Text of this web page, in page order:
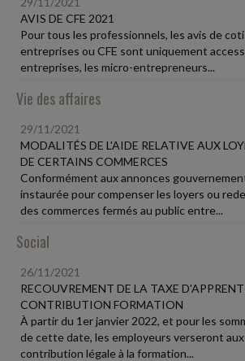
AVIS DE CFE 2021
Pour tous les professionnels, les avis de
entreprises ou CFE sont uniquement
entreprises, les micro-entrepreneurs...
Vie des affaires
29/11/2021
MODALITÉS DE L'AIDE RELATIVE AUX
DE CERTAINS COMMERCES
Conformément aux annonces
instaurée pour compenser les loyers ou
des commerces fermés au public entre...
Social
26/11/2021
RECOUVREMENT DE LA TAXE
CONTRIBUTION FORMATION
À partir du 1er janvier 2022, et pour les
de cette date, les employeurs verseront aux
contribution légale à la formation...